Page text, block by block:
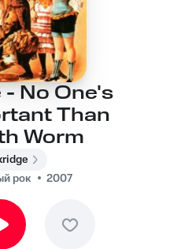
No One's
Than
Worm
рок
2007